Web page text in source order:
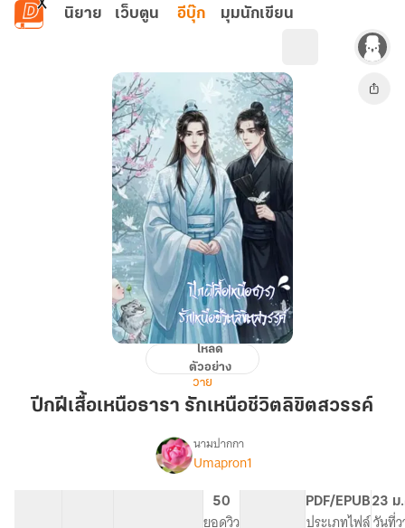
ข้ามไปยังเนื้อหาหลัก
นิยาย เว็บตูน อีบุ๊ก มุมนักเขียน
เสื้อ
โหลด
ตัวอย่าง
วาย
ปีกฝีเสื้อเหนือธารา รักเหนือชีวิตลิขิตสวรรค์
เรื่อง
ฝี
เสื้อ
นามปากกา
Umapron1
50
ยอดวิว
PDF/EPUB
ประเภทไฟล์
23 ม
วันที่